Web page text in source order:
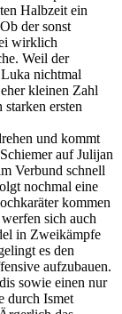
Halbzeit ein
der sonst
wirklich
Weil der
nichtmal
kleinen Zahl
starken ersten
und kommt
auf Julijan
Verbund schnell
nochmal eine
kommen
sich auch
in Zweikämpfe
es den
aufzubauen.
sowie einen nur
durch Ismet